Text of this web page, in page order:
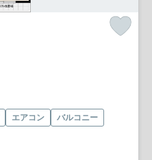
エアコン
バルコニー